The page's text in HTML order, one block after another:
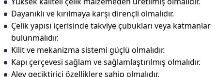
Dayanıklı ve kırılmaya karşı dirençli olmalıdır.
Çelik yapısı içerisinde takviye çubukları veya katmanlar
bulunmalıdır.
Kilit ve mekanizma sistemi güçlü olmalıdır.
Kapı çerçevesi sağlam ve sağlamlaştırılmış olmalıdır.
Alev geciktirici özelliklere sahip olmalıdır.